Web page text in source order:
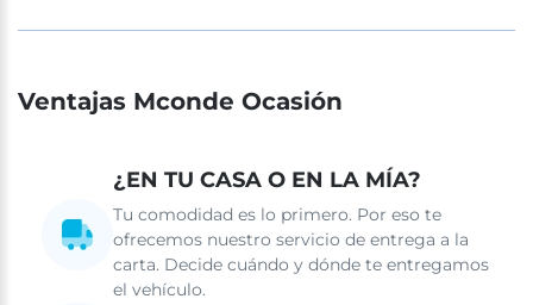
Ventajas Mconde Ocasión
¿EN TU CASA O EN LA MÍA?
Tu comodidad es lo primero. Por eso te
ofrecemos nuestro servicio de entrega a la
carta. Decide cuándo y dónde te entregamos
el vehículo.